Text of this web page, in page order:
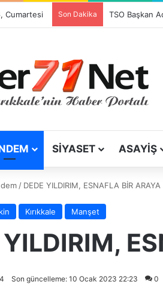
Cumartesi Son Dakika Festival
SIYASET ASAYIŞ
/ DEDE YILDIRIM, ESNAFLA BİR ARAYA
Kırıkkale Manşet
YILDIRIM,
Son güncelleme: 10 Ocak 2023 22:23 0